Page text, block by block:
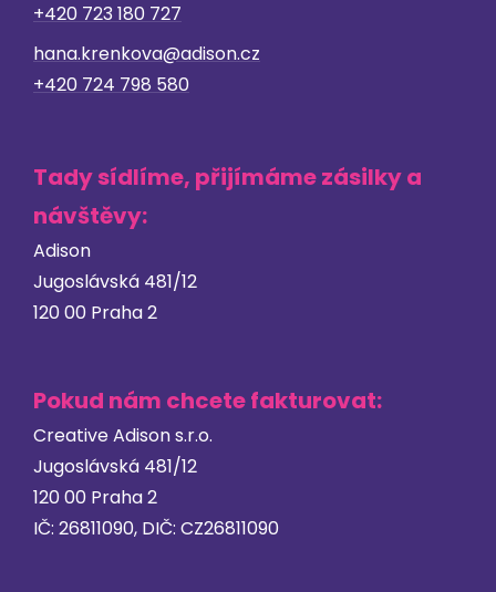
+420 723 180 727
hana.krenkova@adison.cz
+420 ‭724 798 580
Tady sídlíme, přijímáme zásilky a
návštěvy:
Adison
Jugoslávská 481/12
120 00 Praha 2
Pokud nám chcete fakturovat:
Creative Adison s.r.o.
Jugoslávská 481/12
120 00 Praha 2
IČ: 26811090, DIČ: CZ26811090